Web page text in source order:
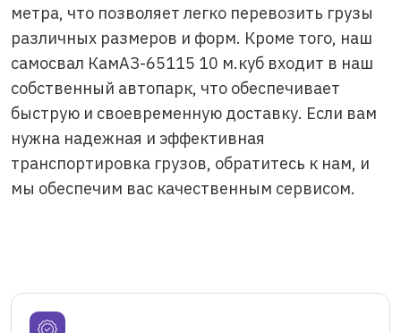
метра, что позволяет легко перевозить грузы
различных размеров и форм. Кроме того, наш
самосвал КамАЗ-65115 10 м.куб входит в наш
собственный автопарк, что обеспечивает
быструю и своевременную доставку. Если вам
нужна надежная и эффективная
транспортировка грузов, обратитесь к нам, и
мы обеспечим вас качественным сервисом.